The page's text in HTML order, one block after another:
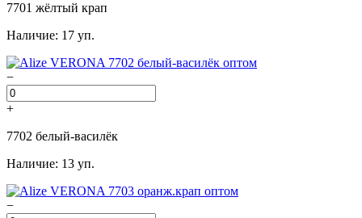
7701 жёлтый крап
Наличие: 17 уп.
−
+
7702 белый-василёк
Наличие: 13 уп.
−